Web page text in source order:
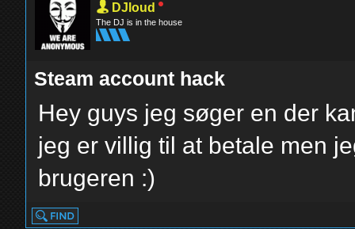
DJloud
The DJ is in the house
Steam account hack
Hey guys jeg søger en der
jeg er villig til at betale men
brugeren :)